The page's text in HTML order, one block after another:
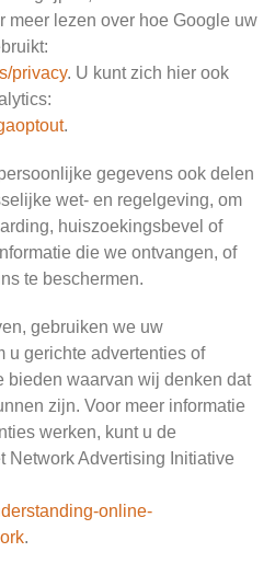
meer lezen over hoe Google uw
privacy. U kunt zich hier ook
.
gegevens ook delen
wet- en regelgeving, om
huiszoekingsbevel of
die we ontvangen, of
te beschermen.
gebruiken we uw
u gerichte advertenties of
bieden waarvan wij denken dat
zijn. Voor meer informatie
werken, kunt u de
Network Advertising Initiative
online-
.